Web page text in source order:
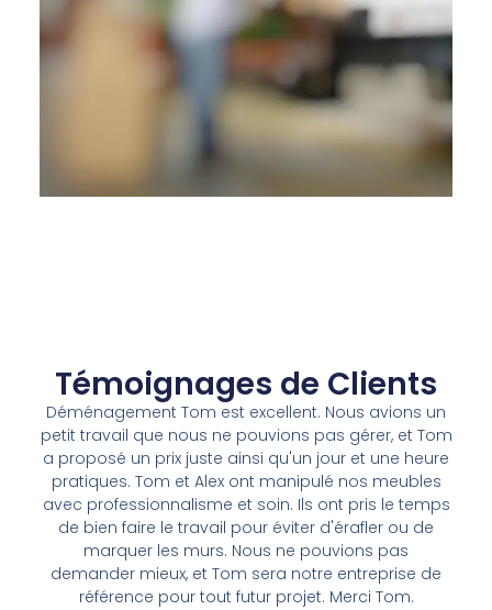
Témoignages de Clients
Déménagement Tom est excellent. Nous avions un
petit travail que nous ne pouvions pas gérer, et Tom
a proposé un prix juste ainsi qu'un jour et une heure
pratiques. Tom et Alex ont manipulé nos meubles
avec professionnalisme et soin. Ils ont pris le temps
de bien faire le travail pour éviter d'érafler ou de
marquer les murs. Nous ne pouvions pas
demander mieux, et Tom sera notre entreprise de
référence pour tout futur projet. Merci Tom.